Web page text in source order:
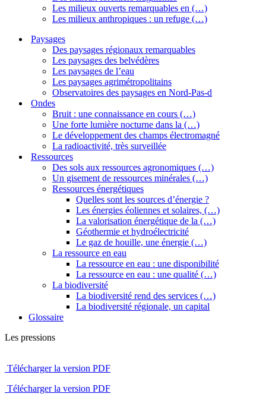
Les milieux ouverts remarquables en (…)
Les milieux anthropiques : un refuge (…)
Paysages
Des paysages régionaux remarquables
Les paysages des belvédères
Les paysages de l’eau
Les paysages agrimétropolitains
Observatoires des paysages en Nord-Pas-d
Ondes
Bruit : une connaissance en cours (…)
Une forte lumière nocturne dans la (…)
Le développement des champs électromagné
La radioactivité, très surveillée
Ressources
Des sols aux ressources agronomiques (…)
Un gisement de ressources minérales (…)
Ressources énergétiques
Quelles sont les sources d’énergie ?
Les énergies éoliennes et solaires, (…)
La valorisation énergétique de la (…)
Géothermie et hydroélectricité
Le gaz de houille, une énergie (…)
La ressource en eau
La ressource en eau : une disponibilité
La ressource en eau : une qualité (…)
La biodiversité
La biodiversité rend des services (…)
La biodiversité régionale, un capital
Glossaire
Les pressions
Télécharger la version PDF
Télécharger la version PDF